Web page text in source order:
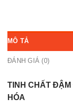
MÔ TẢ
ĐÁNH GIÁ (0)
TINH CHẤT
HÓA